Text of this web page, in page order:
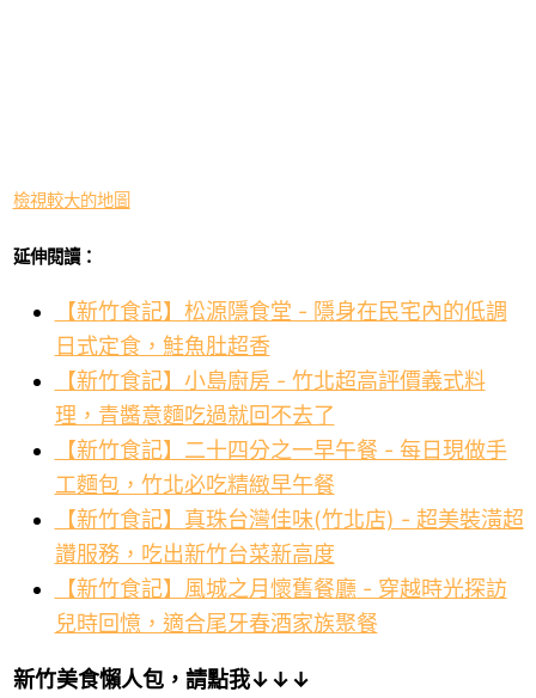
檢視較大的地圖
延伸閱讀：
【新竹食記】松源隱食堂 - 隱身在民宅內的低調
日式定食，鮭魚肚超香
【新竹食記】小島廚房 - 竹北超高評價義式料
理，青醬意麵吃過就回不去了
【新竹食記】二十四分之一早午餐 - 每日現做手
工麵包，竹北必吃精緻早午餐
【新竹食記】真珠台灣佳味(竹北店) - 超美裝潢超
讚服務，吃出新竹台菜新高度
【新竹食記】風城之月懷舊餐廳 - 穿越時光探訪
兒時回憶，適合尾牙春酒家族聚餐
新竹美食懶人包， 請點我↓↓↓